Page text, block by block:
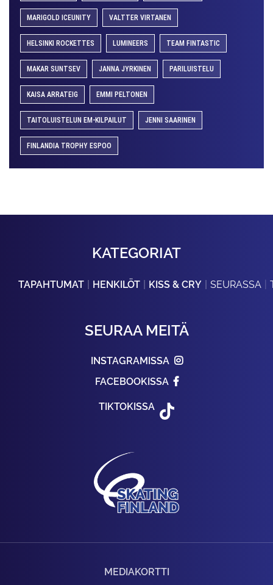
MARIGOLD ICEUNITY VALTTER VIRTANEN
HELSINKI ROCKETTES LUMINEERS TEAM FINTASTIC
MAKAR SUNTSEV JANNA JYRKINEN PARILUISTELU
KAISA ARRATEIG EMMI PELTONEN
TAITOLUISTELUN EM-KILPAILUT JENNI SAARINEN
FINLANDIA TROPHY ESPOO
KATEGORIAT
TAPAHTUMAT HENKILÖT KISS & CRY SEURASSA
SEURAA MEITÄ
INSTAGRAMISSA
FACEBOOKISSA
TIKTOKISSA
MEDIAKORTTI